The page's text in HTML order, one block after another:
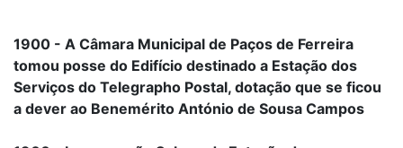
1900 - A Câmara Municipal de Paços de Ferreira
tomou posse do Edifício destinado a Estação dos
Serviços do Telegrapho Postal, dotação que se ficou
a dever ao Benemérito António de Sousa Campos